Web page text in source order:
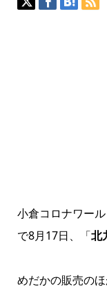
小倉コロナワー
で8月17日、「北
めだかの販売の